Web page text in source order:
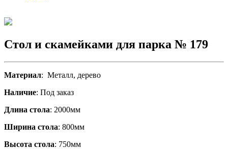
Стол и скамейками для парка № 179
Материал: Металл, дерево
Наличие: Под заказ
Длина стола: 2000мм
Ширина стола: 800мм
Высота стола: 750мм